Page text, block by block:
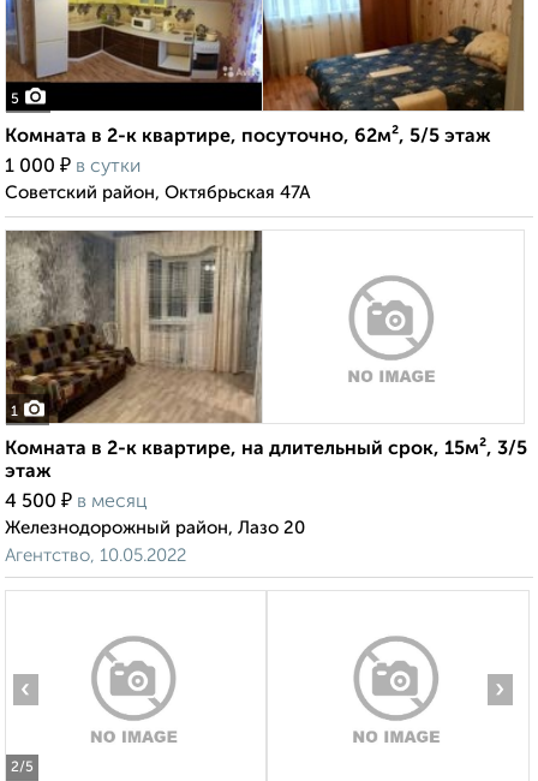
5
Комната в 2-к квартире, посуточно, 62м², 5/5 этаж
1 000 ₽ в сутки
Советский район, Октябрьская 47А
1
Комната в 2-к квартире, на длительный срок, 15м², 3/5
этаж
4 500 ₽ в месяц
Железнодорожный район, Лазо 20
Агентство, 10.05.2022
2/5
‹ ›